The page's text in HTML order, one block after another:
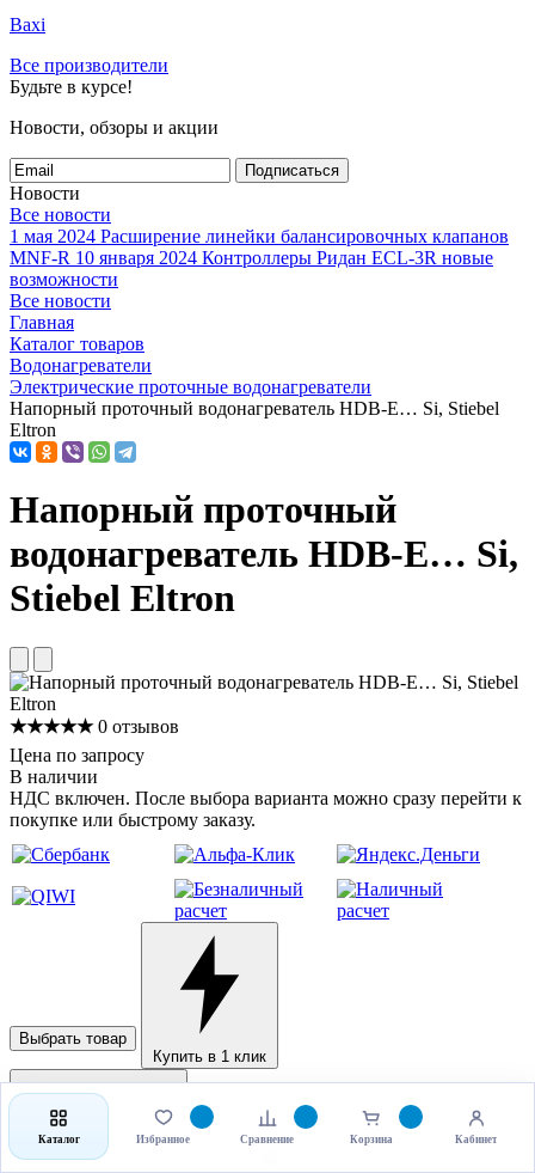
Baxi
Все производители
Будьте в курсе!
Новости, обзоры и акции
Подписаться
Новости
Все новости
1 мая 2024 Расширение линейки балансировочных клапанов
MNF-R 10 января 2024 Контроллеры Ридан ECL-3R новые
возможности
Все новости
Главная
Каталог товаров
Водонагреватели
Электрические проточные водонагреватели
Напорный проточный водонагреватель HDB-E… Si, Stiebel
Eltron
Напорный проточный
водонагреватель HDB-E… Si,
Stiebel Eltron
★★★★★ 0 отзывов
Цена по запросу
В наличии
НДС включен. После выбора варианта можно сразу перейти к
покупке или быстрому заказу.
Выбрать товар
Купить в 1 клик
Каталог Избранное Сравнение Корзина Кабинет